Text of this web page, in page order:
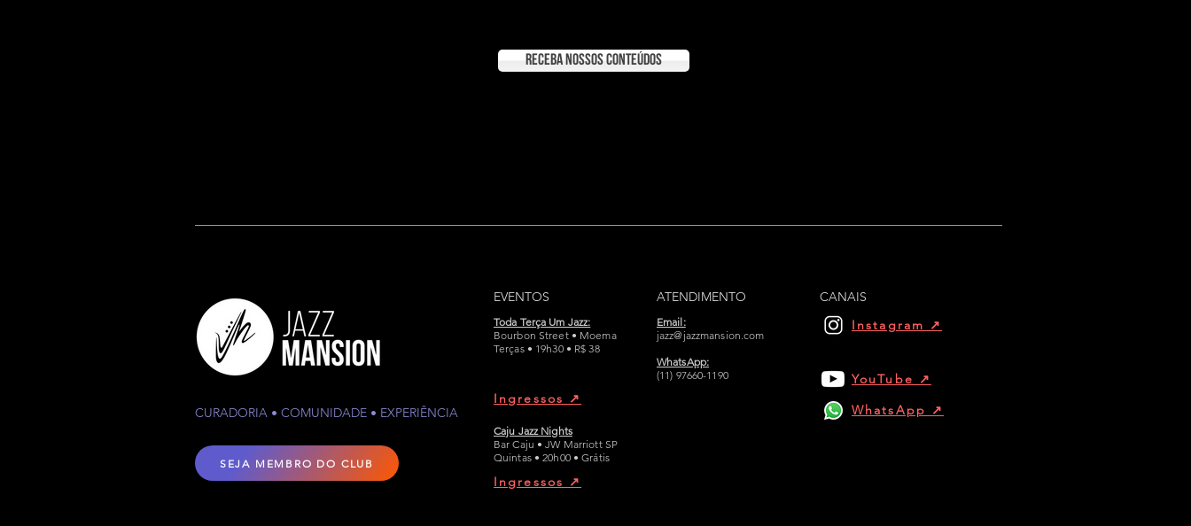
receba nossos conteúdos
CURADORIA • COMUNIDADE • EXPERIÊNCIA
SEJA MEMBRO DO CLUB
EVENTOS
Toda Terça Um Jazz:
Bourbon Street • Moema
Terças • 19h30 • R$ 38
Ingressos ↗︎
Caju Jazz Nights
Bar Caju • JW Marriott SP
Quintas • 20h00 • Grátis
Ingressos ↗︎
ATENDIMENTO
Email:
jazz@jazzmansion.com
WhatsApp:
(11) 97660-1190
CANAIS
Instagram ↗︎
WhatsApp ↗︎
YouTube ↗︎